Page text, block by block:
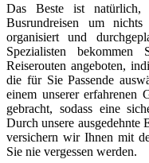
Das Beste ist natürlich,
Busrundreisen um
organisiert und
Spezialisten
Reiserouten angeboten,
die für Sie Passende
einem unserer erfahrenen
gebracht, sodass eine
Durch unsere ausgedehnte
versichern wir Ihnen mit
Sie nie vergessen werden.